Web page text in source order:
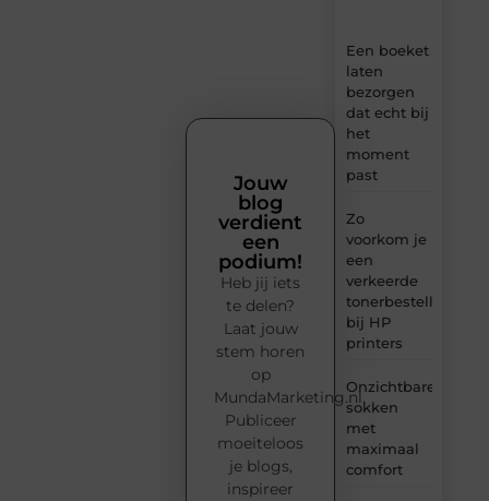
Een boeket
laten
bezorgen
dat echt bij
het
moment
past
Zo
voorkom je
een
verkeerde
tonerbestelling
bij HP
printers
Onzichtbare
sokken
met
maximaal
comfort
Jouw
blog
verdient
een
podium!
Heb jij iets
te delen?
Laat jouw
stem horen
op
MundaMarketing.nl.
Publiceer
moeiteloos
je blogs,
inspireer